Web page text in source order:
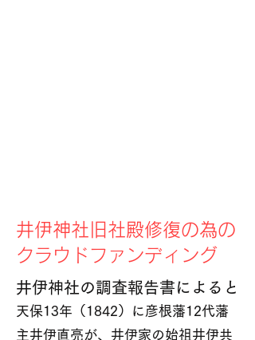
​井伊神社旧社殿修復の為の
クラウドファンディング
​井伊神社の調査報告書によると
天保13年（1842）に彦根藩12代藩
主井伊直亮が、井伊家の始祖井伊共